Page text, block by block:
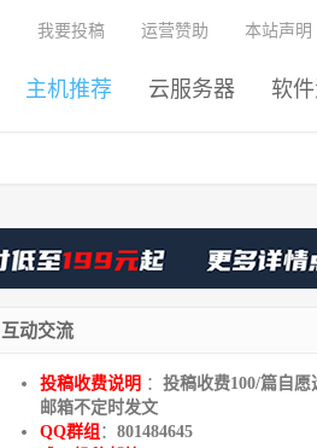
主机推荐 云服务器 软
我要投稿 运营赞助 本站声明
互动交流
投稿收费说明 ： 投稿收费100/篇自愿
邮箱不定时发文
QQ群组 ： 801484645